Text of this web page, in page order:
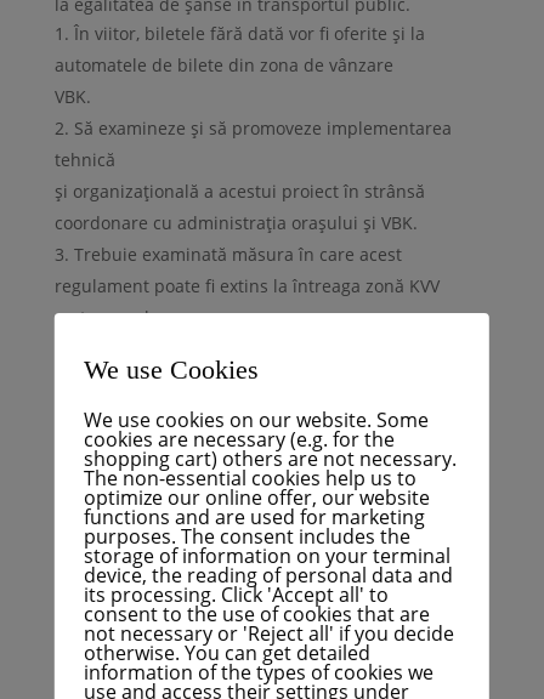
În viitor, biletele fără dată vor fi oferite și la
automatele de bilete din zona de vânzare
VBK.
Să examineze și să promoveze implementarea
tehnică
și organizațională a acestui proiect în strânsă
coordonare cu administrația orașului și VBK.
Trebuie examinată măsura în care acest
regulament poate fi extins la întreaga zonă KVV
pe termen lung.
Fapte / justificare:
Calea actuală prin centrele pentru clienți sau prin
poștă
prelungește inutil procesul de achiziționare a
biletelor. Biletele fără dată, care sunt disponibile
direct de la distribuitoarele automate
, permit călătorii spontane și fără complicații
- un avantaj semnificativ pentru clienții ocazionali.
Integrarea biletelor fără dată în operațiunile
We use Cookies
We use cookies on our website. Some
cookies are necessary (e.g. for the
shopping cart) others are not necessary.
The non-essential cookies help us to
optimize our online offer, our website
functions and are used for marketing
purposes. The consent includes the
storage of information on your terminal
device, the reading of personal data and
its processing. Click 'Accept all' to
consent to the use of cookies that are
not necessary or 'Reject all' if you decide
otherwise. You can get detailed
information of the types of cookies we
use and access their settings under